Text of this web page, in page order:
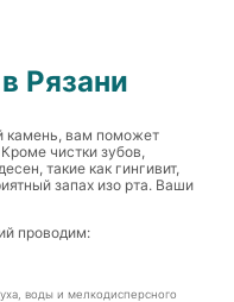
Рязани
камень, вам поможет
чистки зубов,
такие как гингивит,
запах изо рта. Ваши
проводим:
воды и мелкодисперсного